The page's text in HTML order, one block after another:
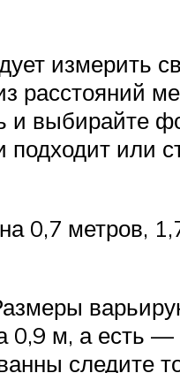
измерить
расстояний
и выбирайте
подходит или
0,7 метров,
0,9 м, а есть
следите